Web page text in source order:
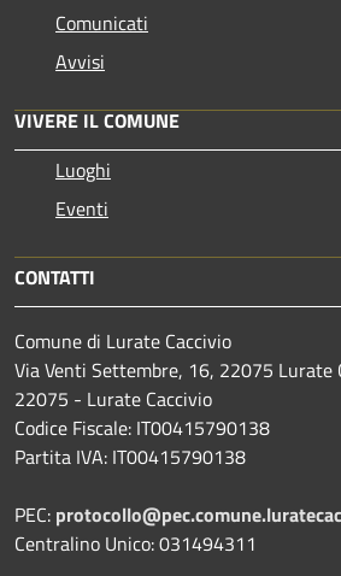
Comunicati
Avvisi
VIVERE IL COMUNE
Luoghi
Eventi
CONTATTI
Comune di Lurate Caccivio
Via Venti Settembre, 16, 22075 Lurate
22075 - Lurate Caccivio
Codice Fiscale: IT00415790138
Partita IVA: IT00415790138
PEC:
Centralino Unico: 031494311